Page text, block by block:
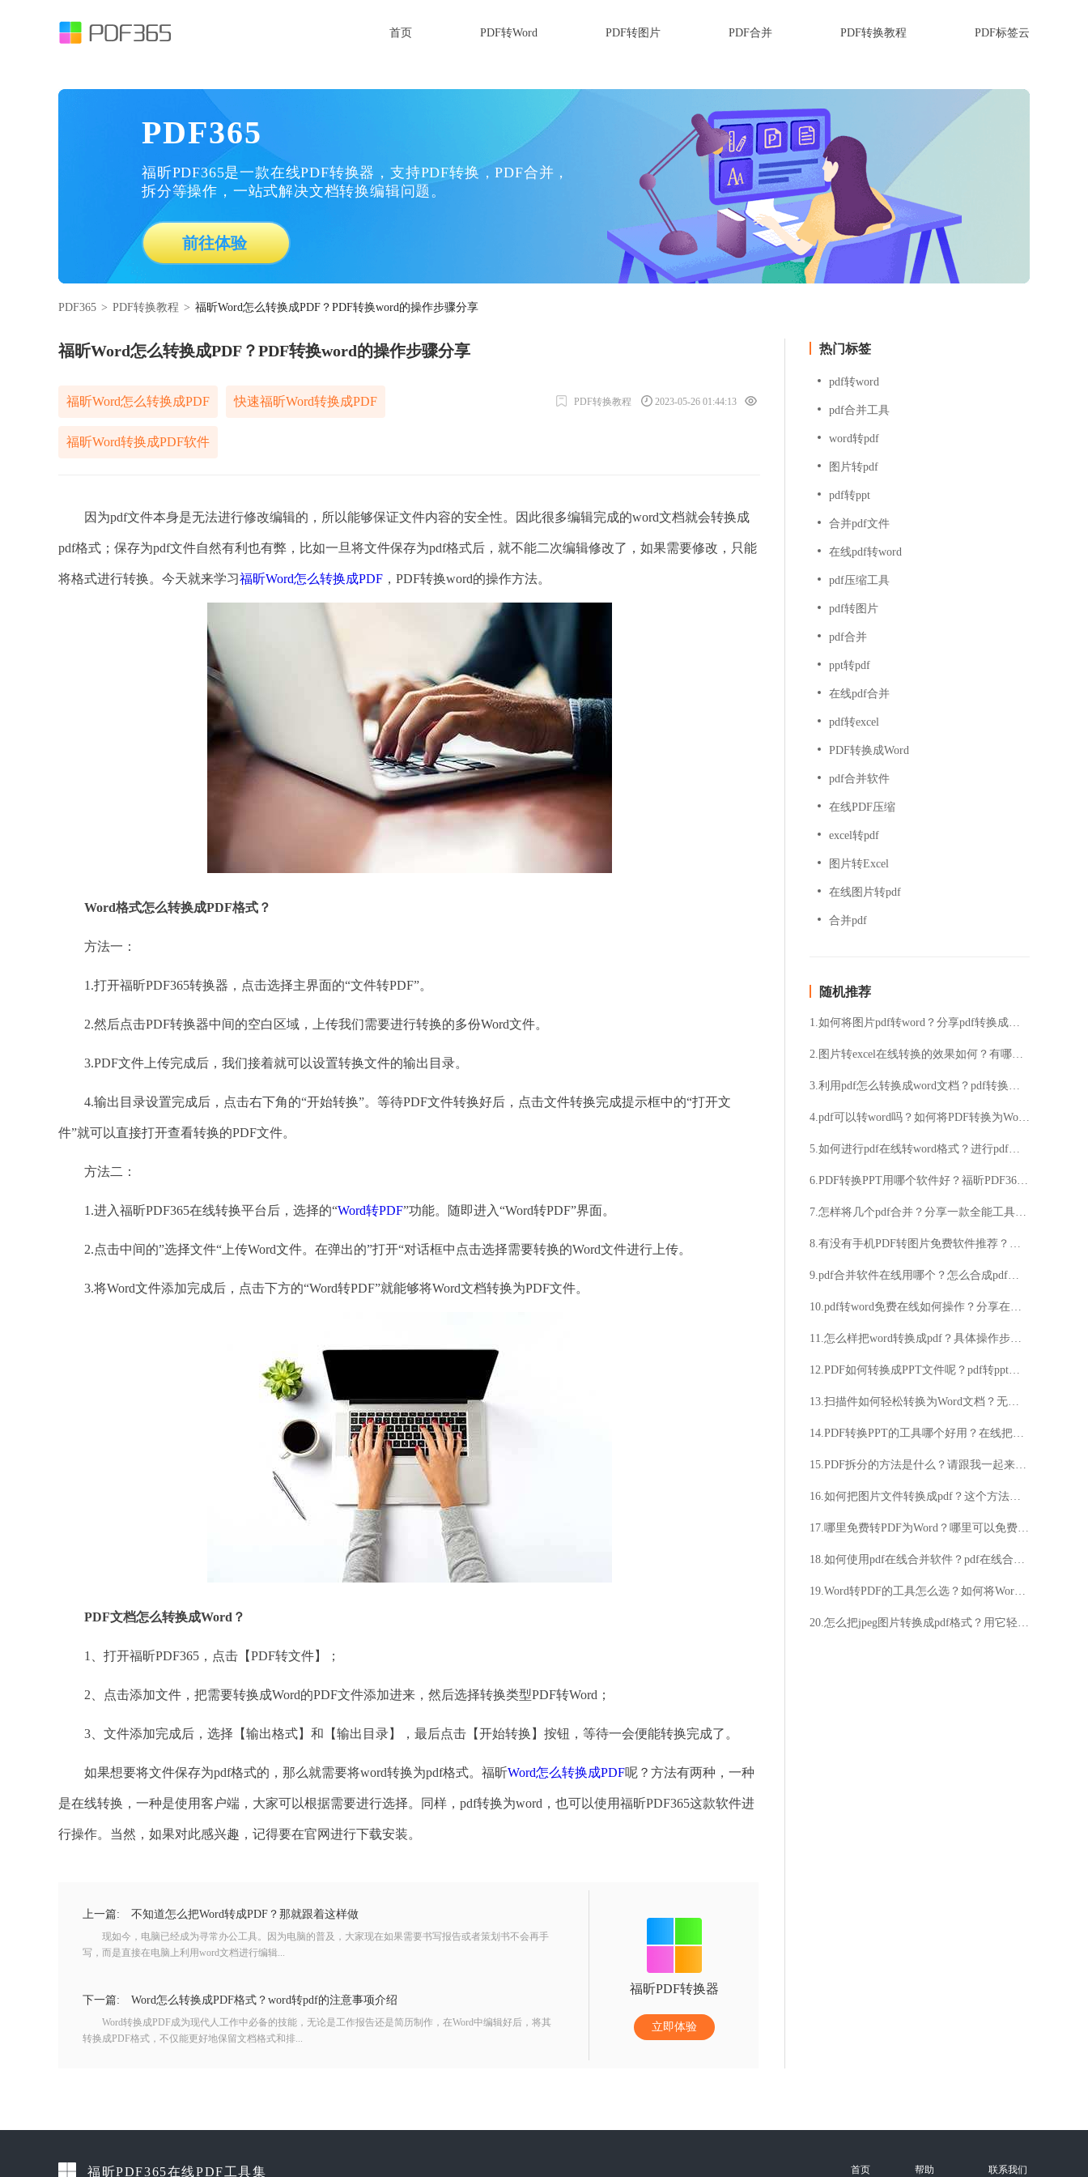
首页 PDF转Word PDF转图片 PDF合并 PDF转换教程 PDF标签云
PDF365
福昕PDF365是一款在线PDF转换器，支持PDF转换，PDF合并，
拆分等操作，一站式解决文档转换编辑问题。
前往体验
PDF365 > PDF转换教程 > 福昕Word怎么转换成PDF？PDF转换word的操作步骤分享
福昕Word怎么转换成PDF？PDF转换word的操作步骤分享
福昕Word怎么转换成PDF 快速福昕Word转换成PDF
福昕Word转换成PDF软件
PDF转换教程 2023-05-26 01:44:13
因为pdf文件本身是无法进行修改编辑的，所以能够保证文件内容的安全性。因此很多编辑完成的word文档就会转换成
pdf格式；保存为pdf文件自然有利也有弊，比如一旦将文件保存为pdf格式后，就不能二次编辑修改了，如果需要修改，只能
将格式进行转换。今天就来学习福昕Word怎么转换成PDF ，PDF转换word的操作方法。
Word格式怎么转换成PDF格式？
方法一：
1.打开福昕PDF365转换器，点击选择主界面的“文件转PDF”。
2.然后点击PDF转换器中间的空白区域，上传我们需要进行转换的多份Word文件。
3.PDF文件上传完成后，我们接着就可以设置转换文件的输出目录。
4.输出目录设置完成后，点击右下角的“开始转换”。等待PDF文件转换好后，点击文件转换完成提示框中的“打开文
件”就可以直接打开查看转换的PDF文件。
方法二：
1.进入福昕PDF365在线转换平台后，选择的“Word转PDF”功能。随即进入“Word转PDF”界面。
2.点击中间的”选择文件“上传Word文件。在弹出的”打开“对话框中点击选择需要转换的Word文件进行上传。
3.将Word文件添加完成后，点击下方的“Word转PDF”就能够将Word文档转换为PDF文件。
PDF文档怎么转换成Word？
1、打开福昕PDF365，点击【PDF转文件】；
2、点击添加文件，把需要转换成Word的PDF文件添加进来，然后选择转换类型PDF转Word；
3、文件添加完成后，选择【输出格式】和【输出目录】，最后点击【开始转换】按钮，等待一会便能转换完成了。
如果想要将文件保存为pdf格式的，那么就需要将word转换为pdf格式。福昕Word怎么转换成PDF呢？方法有两种，一种
是在线转换，一种是使用客户端，大家可以根据需要进行选择。同样，pdf转换为word，也可以使用福昕PDF365这款软件进
行操作。当然，如果对此感兴趣，记得要在官网进行下载安装。
上一篇: 不知道怎么把Word转成PDF？那就跟着这样做
现如今，电脑已经成为寻常办公工具。因为电脑的普及，大家现在如果需要书写报告或者策划书不会再手
写，而是直接在电脑上利用word文档进行编辑...
下一篇: Word怎么转换成PDF格式？word转pdf的注意事项介绍
Word转换成PDF成为现代人工作中必备的技能，无论是工作报告还是简历制作，在Word中编辑好后，将其
转换成PDF格式，不仅能更好地保留文档格式和排...
福昕PDF转换器
立即体验
热门标签
pdf转word
pdf合并工具
word转pdf
图片转pdf
pdf转ppt
合并pdf文件
在线pdf转word
pdf压缩工具
pdf转图片
pdf合并
ppt转pdf
在线pdf合并
pdf转excel
PDF转换成Word
pdf合并软件
在线PDF压缩
excel转pdf
图片转Excel
在线图片转pdf
合并pdf
随机推荐
1.如何将图片pdf转word？分享pdf转换成文字的方法
2.图片转excel在线转换的效果如何？有哪些免费的在线转换工具可供选择？
3.利用pdf怎么转换成word文档？pdf转换成word免费方法分享
4.pdf可以转word吗？如何将PDF转换为Word？
5.如何进行pdf在线转word格式？进行pdf在线转word格式方法
6.PDF转换PPT用哪个软件好？福昕PDF365帮你搞定
7.怎样将几个pdf合并？分享一款全能工具解决你所有问题
8.有没有手机PDF转图片免费软件推荐？你知道哪些手机PDF转图片免费软件？
9.pdf合并软件在线用哪个？怎么合成pdf文件？
10.pdf转word免费在线如何操作？分享在线pdf转word的技巧
11.怎么样把word转换成pdf？具体操作步骤再这！
12.PDF如何转换成PPT文件呢？pdf转ppt详细步骤分享
13.扫描件如何轻松转换为Word文档？无需繁琐操作，如何将扫描件转换成可编辑的Word文件？
14.PDF转换PPT的工具哪个好用？在线把PDF转换成PPT方法介绍
15.PDF拆分的方法是什么？请跟我一起来看看
16.如何把图片文件转换成pdf？这个方法轻松搞定
17.哪里免费转PDF为Word？哪里可以免费转换PDF为Word？
18.如何使用pdf在线合并软件？pdf在线合并软件使用方法
19.Word转PDF的工具怎么选？如何将Word转PDF？
20.怎么把jpeg图片转换成pdf格式？用它轻松搞定
福昕PDF365在线PDF工具集 首页 帮助 联系我们